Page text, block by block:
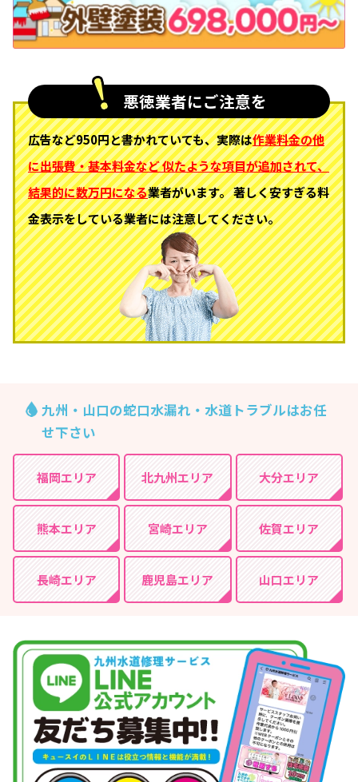
悪徳業者にご注意を
広告など950円と書かれていても、実際は作業料金の他
に出張費・基本料金など似たような項目が追加されて、
結果的に数万円になる業者がいます。著しく安すぎる料
金表示をしている業者には注意してください。
九州・山口の蛇口水漏れ・水道トラブルはお任
せ下さい
福岡エリア 北九州エリア 大分エリア
熊本エリア 宮崎エリア 佐賀エリア
長崎エリア 鹿児島エリア 山口エリア